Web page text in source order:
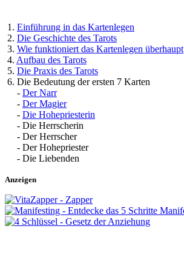
1. Einführung in das Kartenlegen
2. Die Geschichte des Tarots
3. Wie funktioniert das Kartenlegen überhaupt
4. Aufbau des Tarots
5. Die Praxis des Tarots
6. Die Bedeutung der ersten 7 Karten
- Der Narr
- Der Magier
- Die Hohepriesterin
- Die Herrscherin
- Der Herrscher
- Der Hohepriester
- Die Liebenden
Anzeigen